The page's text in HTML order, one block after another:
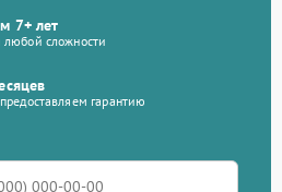
7+ лет
любой сложности
гарантию